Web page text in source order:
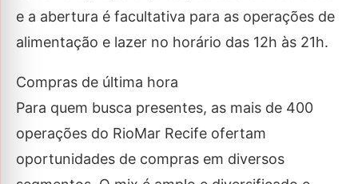
e a abertura é facultativa para as operações de
alimentação e lazer no horário das 12h às 21h.
Compras de última hora
Para quem busca presentes, as mais de 400
operações do RioMar Recife ofertam
oportunidades de compras em diversos